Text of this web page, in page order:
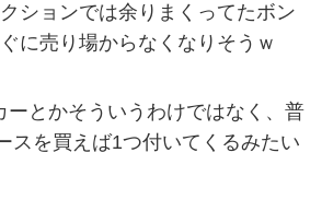
ションでは余りまくってたボン
に売り場からなくなりそうｗ
ーとかそういうわけではなく、普
スを買えば1つ付いてくるみたい